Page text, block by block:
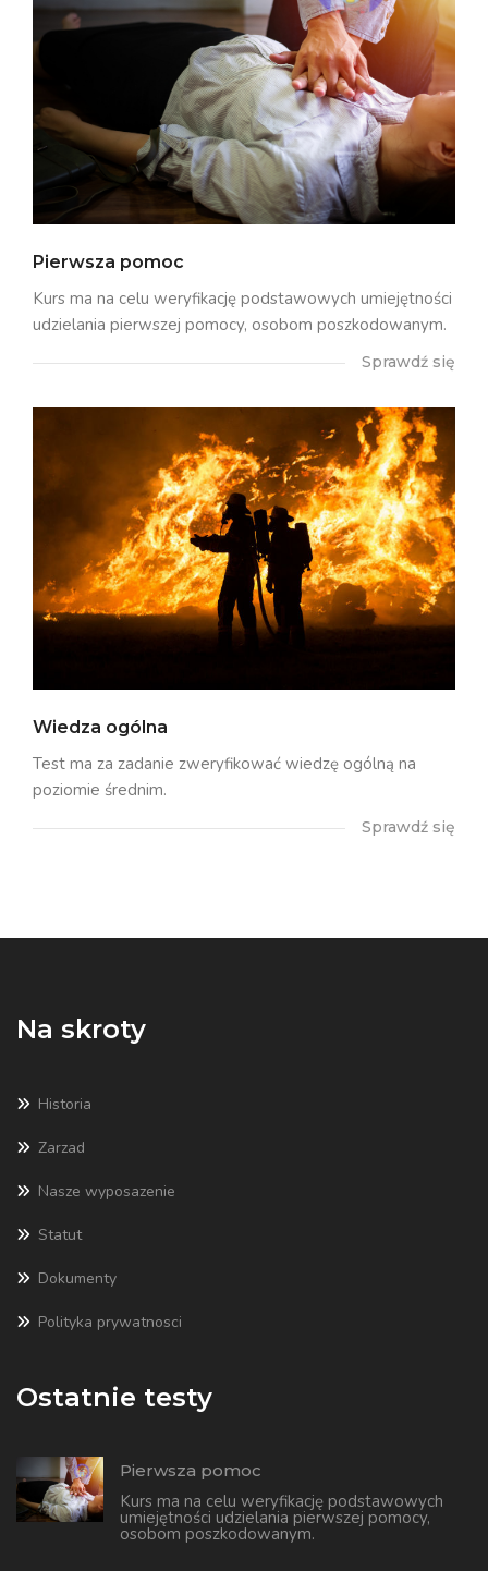
Pierwsza pomoc
Kurs ma na celu weryfikację podstawowych umiejętności
udzielania pierwszej pomocy, osobom poszkodowanym.
Sprawdź się
Wiedza ogólna
Test ma za zadanie zweryfikować wiedzę ogólną na
poziomie średnim.
Sprawdź się
Na skroty
Historia
Zarzad
Nasze wyposazenie
Statut
Dokumenty
Polityka prywatnosci
Ostatnie testy
Pierwsza pomoc
Kurs ma na celu weryfikację podstawowych
umiejętności udzielania pierwszej pomocy,
osobom poszkodowanym.